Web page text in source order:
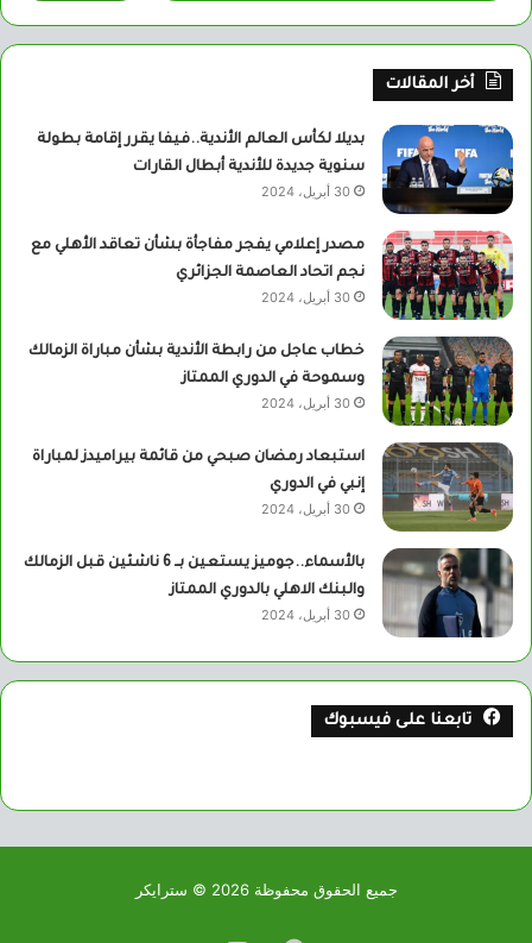
أخر المقالات
بديلا لكأس العالم الأندية..فيفا يقرر إقامة بطولة
سنوية جديدة للأندية أبطال القارات
30 أبريل، 2024
مصدر إعلامي يفجر مفاجأة بشأن تعاقد الأهلي مع
نجم اتحاد العاصمة الجزائري
30 أبريل، 2024
خطاب عاجل من رابطة الأندية بشأن مباراة الزمالك
وسموحة في الدوري الممتاز
30 أبريل، 2024
استبعاد رمضان صبحي من قائمة بيراميدز لمباراة
إنبي في الدوري
30 أبريل، 2024
بالأسماء..جوميز يستعين بــ 6 ناشئين قبل الزمالك
والبنك الاهلي بالدوري الممتاز
30 أبريل، 2024
تابعنا على فيسبوك
جميع الحقوق محفوظة 2026 © سترايكر